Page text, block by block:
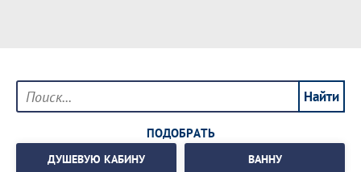
ПОДОБРАТЬ
ДУШЕВУЮ КАБИНУ ВАННУ